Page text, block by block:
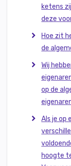
ketens
deze
Hoe zit
de
Wij
op de
Als je op
hoogte